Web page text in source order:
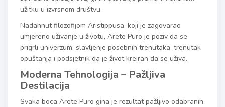
užitku u izvrsnom društvu.
Nadahnut filozofijom Aristippusa, koji je zagovarao
umjereno uživanje u životu, Arete Puro je poziv da se
prigrli univerzum; slavljenje posebnih trenutaka, trenutak
opuštanja i podsjetnik da je život kreiran da se uživa.
Moderna Tehnologija – Pažljiva
Destilacija
Svaka boca Arete Puro gina je rezultat pažljivo odabranih